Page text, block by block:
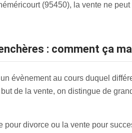
(95450), la vente ne
: comment ça
évènement au cours duquel
de la vente, on distingue de
pour divorce ou la vente pour